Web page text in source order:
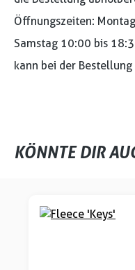
Öffnungszeiten:
Samstag 10:00 bis
kann bei der
KÖNNTE DIR